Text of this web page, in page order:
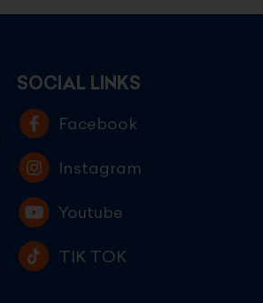
SOCIAL LINKS
Facebook
Instagram
Youtube
TIK TOK